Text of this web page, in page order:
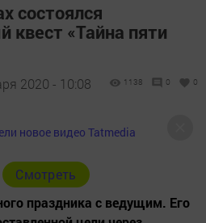
состоялся
квест «Тайна пяти
2020 - 10:08 1138 0 0
микс тематической
праздника с ведущим. Его
новое видео Tatmedia
Cмотреть